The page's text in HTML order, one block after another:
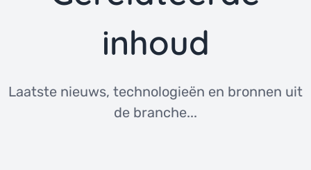
inhoud
Laatste nieuws, technologieën en bronnen uit
de branche...